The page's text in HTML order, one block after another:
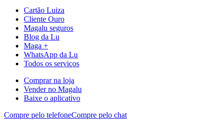
Cartão Luiza
Cliente Ouro
Magalu seguros
Blog da Lu
Maga +
WhatsApp da Lu
Todos os serviços
Comprar na loja
Vender no Magalu
Baixe o aplicativo
Compre pelo telefoneCompre pelo chat